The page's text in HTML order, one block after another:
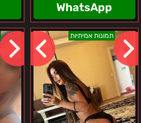
WhatsApp
תמונות אמיתיות
צפון
והסביבה
ורוניקה